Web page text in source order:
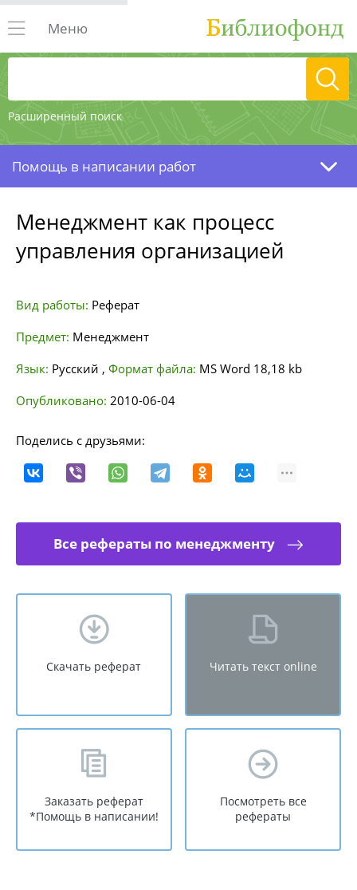
Расширенный поиск
Меню
Помощь в написании работ
Менеджмент как процесс
управления организацией
Вид работы: Реферат
Предмет: Менеджмент
Язык: Русский , Формат файла: MS Word 18,18 kb
Опубликовано: 2010-06-04
Поделись с друзьями:
Все рефераты по менеджменту
Скачать реферат Читать текст online
Заказать реферат
*Помощь в написании!
Посмотреть все
рефераты